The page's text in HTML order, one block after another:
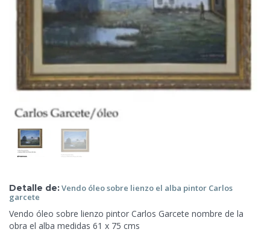
Detalle de:Vendo óleo sobre lienzo el alba pintor Carlos
garcete
Vendo óleo sobre lienzo pintor Carlos Garcete nombre de la
obra el alba medidas 61 x 75 cms